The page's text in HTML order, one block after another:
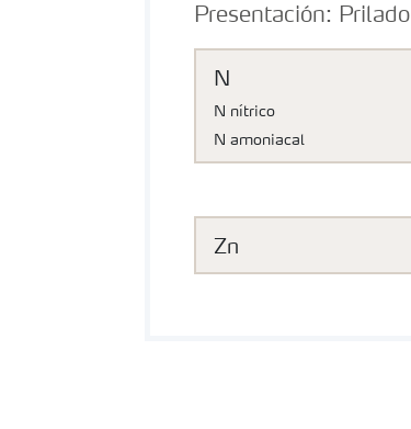
N
N nítrico
N amoniacal
Zn
Presentación: Prilado